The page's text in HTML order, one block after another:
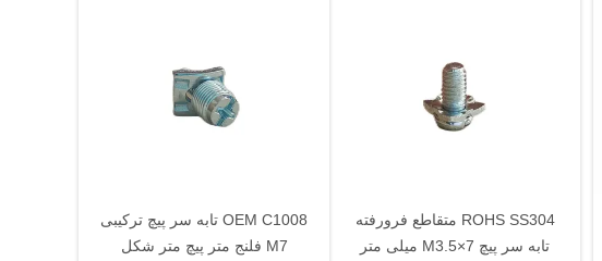
ROHS SS304 متقاطع فرورفته
تابه سر پیچ M3.5×7 میلی متر
OEM C1008 تابه سر پیچ ترکیبی
M7 فلنج متر پیچ متر شکل